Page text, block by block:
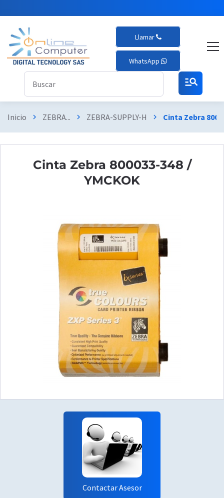
Llamar
WhatsApp
manage_search
Inicio chevron_right ZEBRA... chevron_right ZEBRA-SUPPLY-H chevron_right Cinta Zebra
Cinta Zebra 800033-348 /
YMCKOK
Contactar Asesor